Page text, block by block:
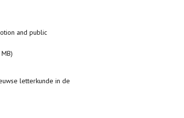
and public
letterkunde in de